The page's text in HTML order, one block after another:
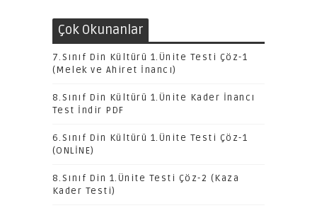
Çok Okunanlar
7.Sınıf Din Kültürü 1.Ünite Testi Çöz-1
(Melek ve Ahiret İnancı)
8.Sınıf Din Kültürü 1.Ünite Kader İnancı
Test İndir PDF
6.Sınıf Din Kültürü 1.Ünite Testi Çöz-1
(ONLİNE)
8.Sınıf Din 1.Ünite Testi Çöz-2 (Kaza
Kader Testi)